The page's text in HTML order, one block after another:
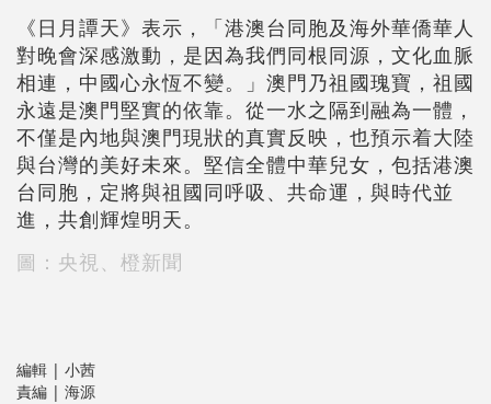
《日月譚天》表示，「港澳台同胞及海外華僑華人
對晚會深感激動，是因為我們同根同源，文化血脈
相連，中國心永恆不變。」澳門乃祖國瑰寶，祖國
永遠是澳門堅實的依靠。從一水之隔到融為一體，
不僅是內地與澳門現狀的真實反映，也預示着大陸
與台灣的美好未來。堅信全體中華兒女，包括港澳
台同胞，定將與祖國同呼吸、共命運，與時代並
進，共創輝煌明天。
圖：央視、橙新聞
編輯 | 小茜
責編 | 海源